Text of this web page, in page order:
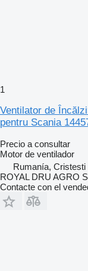
1
Ventilator de
pentru Scania
Precio a consultar
Motor de ventilador
Rumanía, Cristesti
ROYAL DRU AGRO
Contacte con el